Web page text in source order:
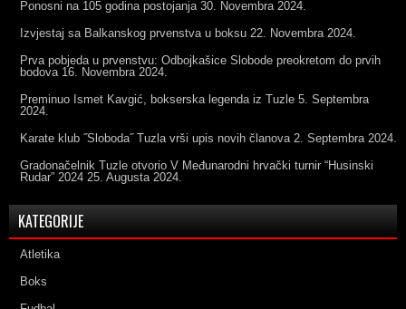
Ponosni na 105 godina postojanja 30. Novembra 2024.
Izvjestaj sa Balkanskog prvenstva u boksu 22. Novembra 2024.
Prva pobjeda u prvenstvu: Odbojkašice Slobode preokretom do prvih
bodova 16. Novembra 2024.
Preminuo Ismet Kavgić, bokserska legenda iz Tuzle 5. Septembra
2024.
Karate klub ˝Sloboda˝ Tuzla vrši upis novih članova 2. Septembra 2024.
Gradonačelnik Tuzle otvorio V Međunarodni hrvački turnir “Husinski
Rudar” 2024 25. Augusta 2024.
KATEGORIJE
Atletika
Boks